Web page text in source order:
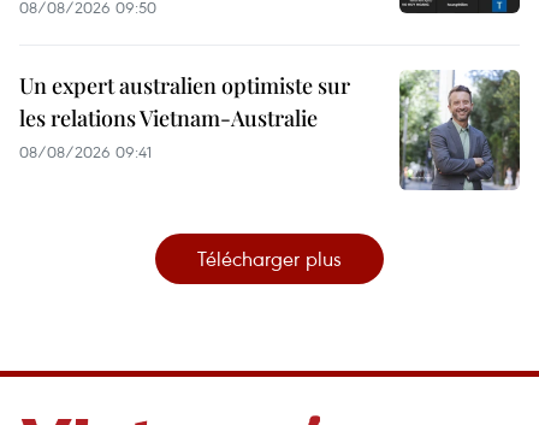
08/08/2026 09:50
Un expert australien optimiste sur
les relations Vietnam-Australie
08/08/2026 09:41
Télécharger plus